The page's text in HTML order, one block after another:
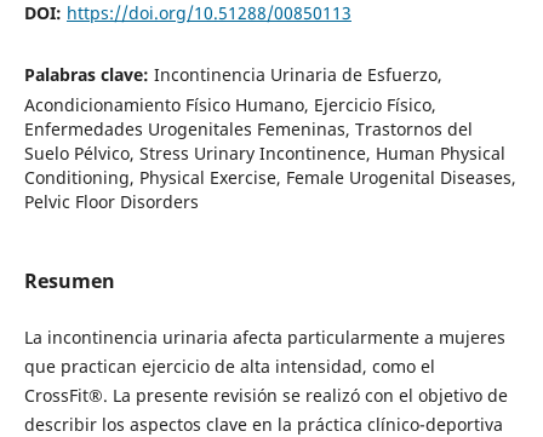
DOI: https://doi.org/10.51288/00850113
Palabras clave: Incontinencia Urinaria de Esfuerzo,
Acondicionamiento Físico Humano, Ejercicio Físico,
Enfermedades Urogenitales Femeninas, Trastornos del
Suelo Pélvico, Stress Urinary Incontinence, Human Physical
Conditioning, Physical Exercise, Female Urogenital Diseases,
Pelvic Floor Disorders
Resumen
La incontinencia urinaria afecta particularmente a mujeres
que practican ejercicio de alta intensidad, como el
CrossFit®. La presente revisión se realizó con el objetivo de
describir los aspectos clave en la práctica clínico-deportiva